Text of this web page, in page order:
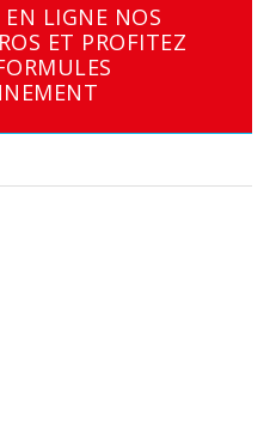
LIGNE NOS
ET PROFITEZ